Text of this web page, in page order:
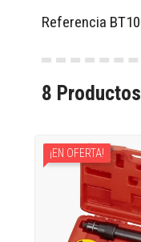
Referencia
8
¡EN OFERTA!